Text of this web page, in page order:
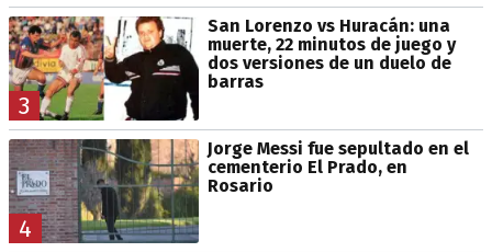
3
San Lorenzo vs Huracán: una
muerte, 22 minutos de juego y
dos versiones de un duelo de
barras
4
Jorge Messi fue sepultado en el
cementerio El Prado, en
Rosario